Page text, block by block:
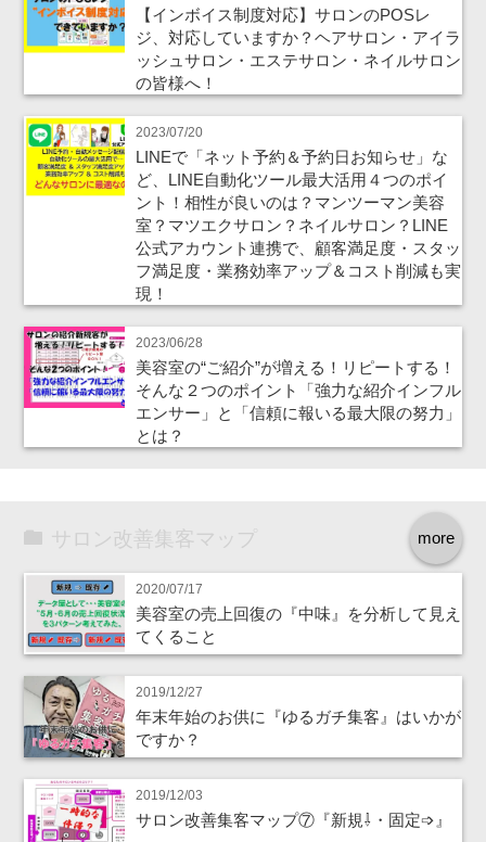
【インボイス制度対応】サロンのPOSレ
ジ、対応していますか？ヘアサロン・アイラ
ッシュサロン・エステサロン・ネイルサロン
の皆様へ！
2023/07/20
LINEで「ネット予約＆予約日お知らせ」な
ど、LINE自動化ツール最大活用４つのポイ
ント！相性が良いのは？マンツーマン美容
室？マツエクサロン？ネイルサロン？LINE
公式アカウント連携で、顧客満足度・スタッ
フ満足度・業務効率アップ＆コスト削減も実
現！
2023/06/28
美容室の“ご紹介”が増える！リピートする！
そんな２つのポイント「強力な紹介インフル
エンサー」と「信頼に報いる最大限の努力」
とは？
more
サロン改善集客マップ
2020/07/17
美容室の売上回復の『中味』を分析して見え
てくること
2019/12/27
年末年始のお供に『ゆるガチ集客』はいかが
ですか？
2019/12/03
サロン改善集客マップ⑦『新規⇩・固定➩』